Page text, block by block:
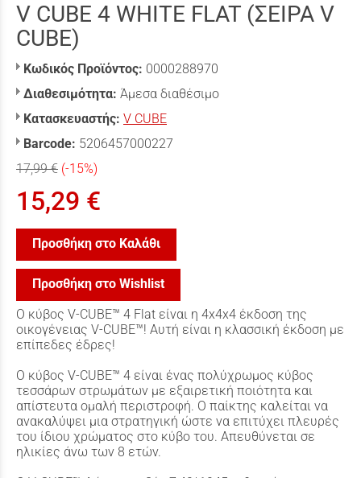
V CUBE 4 WHITE FLAT (ΣΕΙΡΑ V
CUBE)
Κωδικός Προϊόντος: 0000288970
Διαθεσιμότητα: Άμεσα διαθέσιμο
Κατασκευαστής: V CUBE
Barcode: 5206457000227
17,99 € (-15%)
15,29 €
Προσθήκη στο Καλάθι
Προσθήκη στο Wishlist
Ο κύβος V-CUBE™ 4 Flat είναι η 4x4x4 έκδοση της
οικογένειας V-CUBE™! Αυτή είναι η κλασσική έκδοση με
επίπεδες έδρες!
Ο κύβος V-CUBE™ 4 είναι ένας πολύχρωμος κύβος
τεσσάρων στρωμάτων με εξαιρετική ποιότητα και
απίστευτα ομαλή περιστροφή. Ο παίκτης καλείται να
ανακαλύψει μια στρατηγική ώστε να επιτύχει πλευρές
του ίδιου χρώματος στο κύβο του. Aπευθύνεται σε
ηλικίες άνω των 8 ετών.